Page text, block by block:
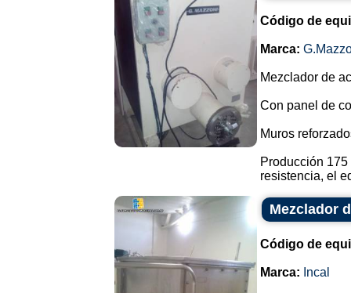
Código de
Marca:
Mezclador de
Con panel de
Muros
Producción
resistencia, el
Mezclador
Código de
Marca: Incal